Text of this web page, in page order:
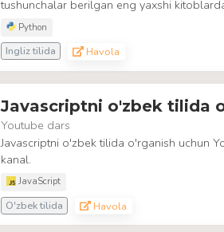
tushunchalar berilgan eng yaxshi
Python
Ingliz tilida Havola
Javascriptni o'zbek tilida
Youtube dars
Javascriptni o'zbek tilida o'rganish uchun
kanal.
JavaScript
O'zbek tilida Havola